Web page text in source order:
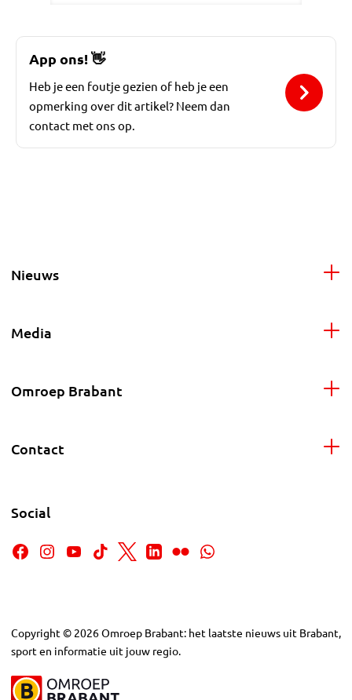
App ons!👋
Heb je een foutje gezien of heb je een
opmerking over dit artikel? Neem dan
contact met ons op.
Nieuws
Media
Omroep Brabant
Contact
Social
Copyright © 2026Omroep Brabant: het laatste nieuws uit Brabant,
sport en informatie uit jouw regio.